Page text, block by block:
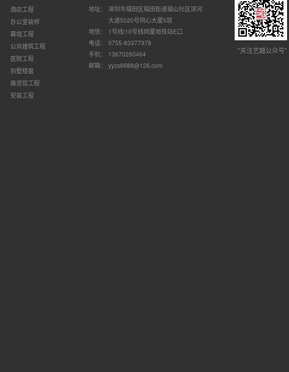
酒店工程
办公室装修
幕墙工程
公共建筑工程
医院工程
别墅楼盘
展览馆工程
安装工程
地址：
深圳市福田区福田街道福山社区滨河
大道5020号同心大厦5层
地铁：
1号线/10号线岗厦地铁站E口
电话：
0755-83377978
手机：
13670260464
邮箱：
yyzs6688@126.com
"关注艺越公众号"